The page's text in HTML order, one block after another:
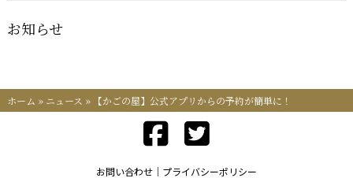
お知らせ
ホーム » ニュース » 【かごの屋】公式アプリからの予約が簡単に！
お問い合わせ プライバシーポリシー